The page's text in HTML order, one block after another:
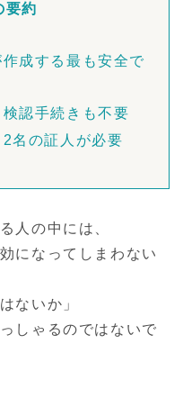
約
成する最も安全で
認手続きも不要
名の証人が必要
人の中には、
になってしまわない
ないか」
しゃるのではないで